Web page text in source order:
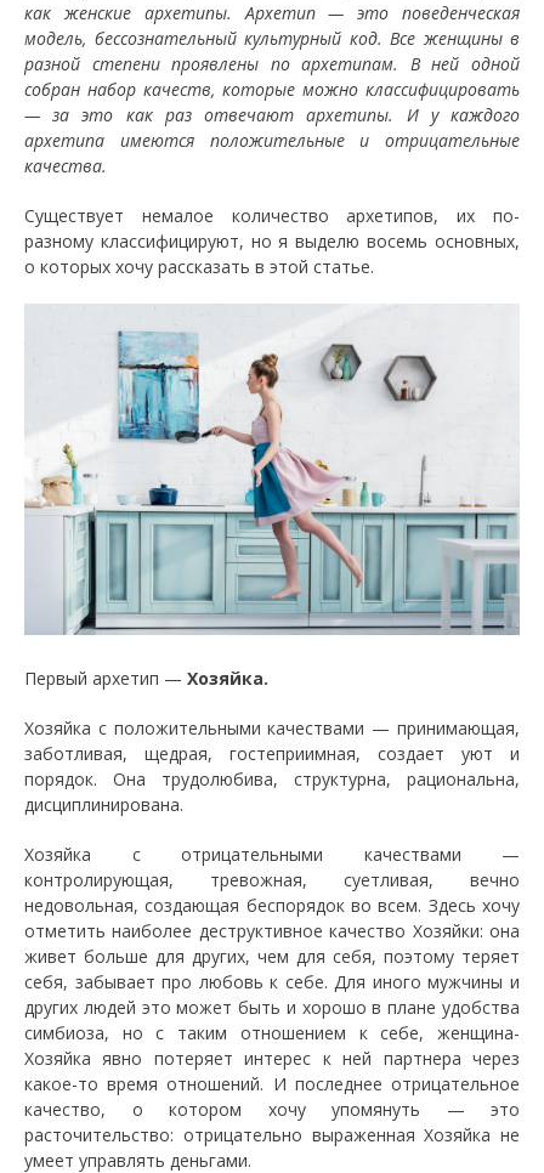
как женские архетипы. Архетип — это поведенческая
модель, бессознательный культурный код. Все женщины в
разной степени проявлены по архетипам. В ней одной
собран набор качеств, которые можно классифицировать
— за это как раз отвечают архетипы. И у каждого
архетипа имеются положительные и отрицательные
качества.
Существует немалое количество архетипов, их по-
разному классифицируют, но я выделю восемь основных,
о которых хочу рассказать в этой статье.
Первый архетип — Хозяйка.
Хозяйка с положительными качествами — принимающая,
заботливая, щедрая, гостеприимная, создает уют и
порядок. Она трудолюбива, структурна, рациональна,
дисциплинирована.
Хозяйка с отрицательными качествами —
контролирующая, тревожная, суетливая, вечно
недовольная, создающая беспорядок во всем. Здесь хочу
отметить наиболее деструктивное качество Хозяйки: она
живет больше для других, чем для себя, поэтому теряет
себя, забывает про любовь к себе. Для иного мужчины и
других людей это может быть и хорошо в плане удобства
симбиоза, но с таким отношением к себе, женщина-
Хозяйка явно потеряет интерес к ней партнера через
какое-то время отношений. И последнее отрицательное
качество, о котором хочу упомянуть — это
расточительство: отрицательно выраженная Хозяйка не
умеет управлять деньгами.